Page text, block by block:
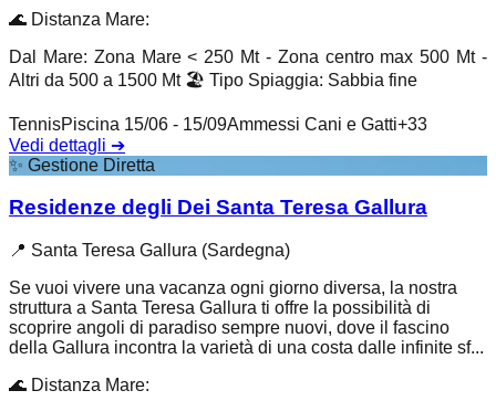
🌊 Distanza Mare:
Dal Mare: Zona Mare < 250 Mt - Zona centro max 500 Mt -
Altri da 500 a 1500 Mt 🏖️ Tipo Spiaggia: Sabbia fine
TennisPiscina 15/06 - 15/09Ammessi Cani e Gatti+33
Vedi dettagli ➔
✨ Gestione Diretta
Residenze degli Dei Santa Teresa Gallura
📍 Santa Teresa Gallura (Sardegna)
Se vuoi vivere una vacanza ogni giorno diversa, la nostra
struttura a Santa Teresa Gallura ti offre la possibilità di
scoprire angoli di paradiso sempre nuovi, dove il fascino
della Gallura incontra la varietà di una costa dalle infinite sf...
🌊 Distanza Mare: